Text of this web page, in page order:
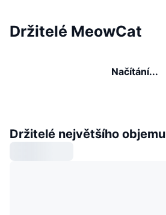
Držitelé MeowCat
Načítání...
Držitelé největšího objemu